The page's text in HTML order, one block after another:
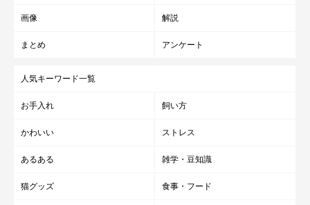
マンチカンの始まりは1983年、アメリカ・
年、アメリカ・ルイジアナ州の路上で保護された猫だといわれて
います。自然発生の猫種のマンチカンですが、アメリカで計画交
対する声も多く、猫種認定は未だ論争中。猫種の登録団体のすべ
てが公認しているわけではありませんが、一部の団体からは新種
画像 解説
まとめ アンケート
人気キーワード一覧
お手入れ 飼い方
かわいい ストレス
あるある 雑学・豆知識
猫グッズ 食事・フード